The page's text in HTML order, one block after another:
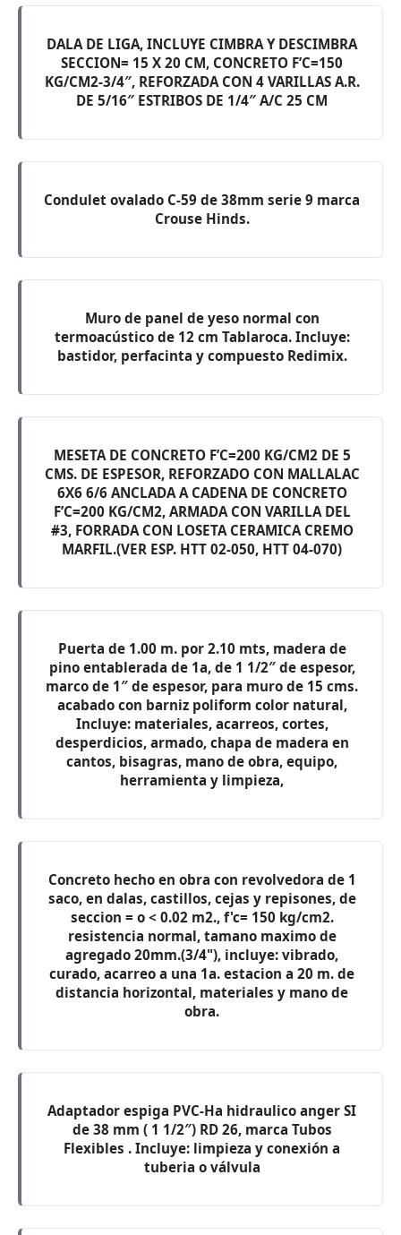
DALA DE LIGA, INCLUYE CIMBRA Y DESCIMBRA
SECCION= 15 X 20 CM, CONCRETO F’C=150
KG/CM2-3/4″, REFORZADA CON 4 VARILLAS A.R.
DE 5/16″ ESTRIBOS DE 1/4″ A/C 25 CM
Condulet ovalado C-59 de 38mm serie 9 marca
Crouse Hinds.
Muro de panel de yeso normal con
termoacústico de 12 cm Tablaroca. Incluye:
bastidor, perfacinta y compuesto Redimix.
MESETA DE CONCRETO F’C=200 KG/CM2 DE 5
CMS. DE ESPESOR, REFORZADO CON MALLALAC
6X6 6/6 ANCLADA A CADENA DE CONCRETO
F’C=200 KG/CM2, ARMADA CON VARILLA DEL
#3, FORRADA CON LOSETA CERAMICA CREMO
MARFIL.(VER ESP. HTT 02-050, HTT 04-070)
Puerta de 1.00 m. por 2.10 mts, madera de
pino entablerada de 1a, de 1 1/2″ de espesor,
marco de 1″ de espesor, para muro de 15 cms.
acabado con barniz poliform color natural,
Incluye: materiales, acarreos, cortes,
desperdicios, armado, chapa de madera en
cantos, bisagras, mano de obra, equipo,
herramienta y limpieza,
Concreto hecho en obra con revolvedora de 1
saco, en dalas, castillos, cejas y repisones, de
seccion = o < 0.02 m2., f'c= 150 kg/cm2.
resistencia normal, tamano maximo de
agregado 20mm.(3/4"), incluye: vibrado,
curado, acarreo a una 1a. estacion a 20 m. de
distancia horizontal, materiales y mano de
obra.
Adaptador espiga PVC-Ha hidraulico anger SI
de 38 mm ( 1 1/2″) RD 26, marca Tubos
Flexibles . Incluye: limpieza y conexión a
tuberia o válvula